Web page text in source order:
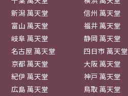
新潟 萬天堂
信州 萬天堂
富山 萬天堂
福井 萬天堂
岐阜 萬天堂
静岡 萬天堂
名古屋 萬天堂
四日市 萬天堂
京都 萬天堂
大阪 萬天堂
紀伊 萬天堂
神戸 萬天堂
広島 萬天堂
鳥取 萬天堂